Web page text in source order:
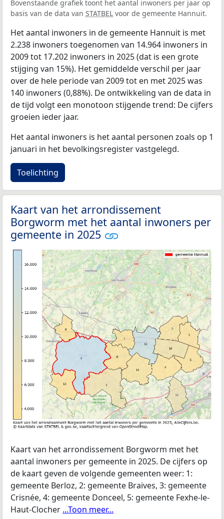
Bovenstaande grafiek toont het aantal inwoners per jaar op
basis van de data van STATBEL voor de gemeente Hannuit.
Het aantal inwoners in de gemeente Hannuit is met
2.238 inwoners toegenomen van 14.964 inwoners in
2009 tot 17.202 inwoners in 2025 (dat is een grote
stijging van 15%). Het gemiddelde verschil per jaar
over de hele periode van 2009 tot en met 2025 was
140 inwoners (0,88%). De ontwikkeling van de data in
de tijd volgt een monotoon stijgende trend: De cijfers
groeien ieder jaar.
Het aantal inwoners is het aantal personen zoals op 1
januari in het bevolkingsregister vastgelegd.
Toelichting
Kaart van het arrondissement
Borgworm met het aantal inwoners per
gemeente in 2025
Kaart van het arrondissement Borgworm met het
aantal inwoners per gemeente in 2025. De cijfers op
de kaart geven de volgende gemeenten weer: 1:
gemeente Berloz, 2: gemeente Braives, 3: gemeente
Crisnée, 4: gemeente Donceel, 5: gemeente Fexhe-le-
Haut-Clocher ...Toon meer...